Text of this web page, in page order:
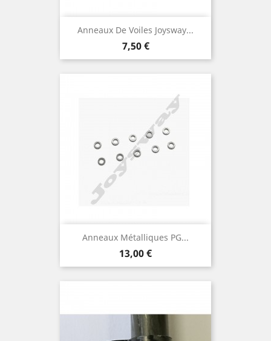
Anneaux De Voiles Joysway...
Prix
7,50 €
Anneaux Métalliques PG...
Prix
13,00 €